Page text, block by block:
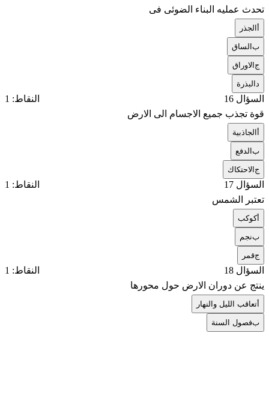
تحدث عمليه البناء الضوئى فى
الجذر
بالساق
جالاوراق
البذرة
السؤال 16
النقاط: 1
قوة تجذب جميع الاجسام الى الارض
الجاذبية
بالدفع
جالاحتكاك
السؤال 17
النقاط: 1
تعتبر الشمس
كوكب
بنجم
جقمر
السؤال 18
النقاط: 1
ينتج عن دوران الارض حول محورها
تعاقب الليل والنهار
بفصول السنة